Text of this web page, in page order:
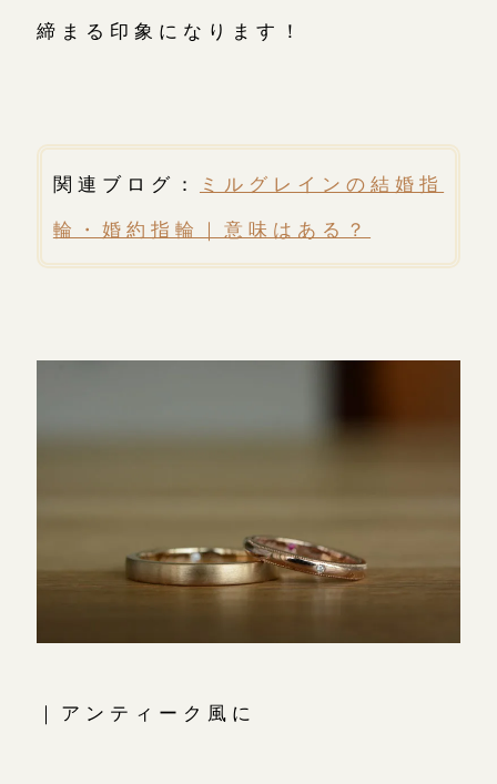
締まる印象になります！
関連ブログ：
ミルグレインの結婚指
輪・婚約指輪｜意味はある？
｜アンティーク風に